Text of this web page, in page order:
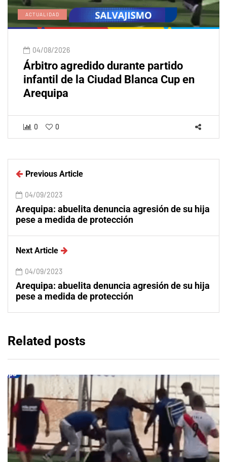
ACTUALIDAD
04/08/2026
Árbitro agredido durante partido
infantil de la Ciudad Blanca Cup en
Arequipa
0 0
Previous Article
04/09/2023
Arequipa: abuelita denuncia agresión de su hija
pese a medida de protección
Next Article
04/09/2023
Arequipa: abuelita denuncia agresión de su hija
pese a medida de protección
Related posts